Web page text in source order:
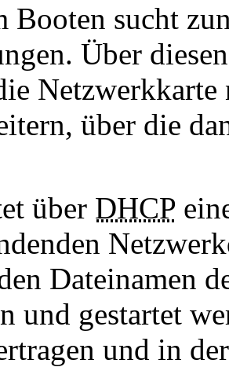
Booten sucht
Über
Netzwerkkarte
über die
über DHCP
Dateinamen
und gestartet
und in